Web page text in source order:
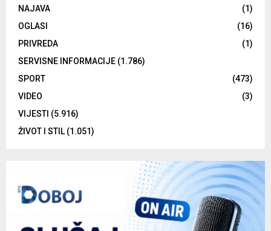
NAJAVA
(1)
OGLASI
(16)
PRIVREDA
(1)
SERVISNE INFORMACIJE (1.786)
SPORT
(473)
VIDEO
(3)
VIJESTI (5.916)
ŽIVOT I STIL (1.051)